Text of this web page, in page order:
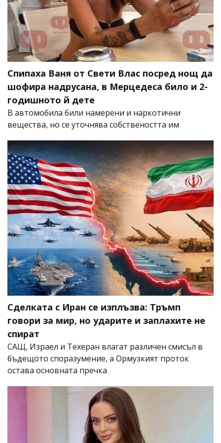
Спипаха Ваня от Свети Влас посред нощ да
шофира надрусана, в Мерцедеса било и 2-
годишното й дете
В автомобила били намерени и наркотични
вещества, но се уточнява собствеността им
Сделката с Иран се изплъзва: Тръмп
говори за мир, но ударите и заплахите не
спират
САЩ, Израел и Техеран влагат различен смисъл в
бъдещото споразумение, а Ормузкият проток
остава основната пречка